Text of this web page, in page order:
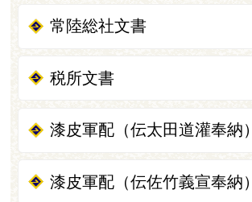
常陸総社文書
税所文書
漆皮軍配（伝太田道灌奉納）
漆皮軍配（伝佐竹義宣奉納）